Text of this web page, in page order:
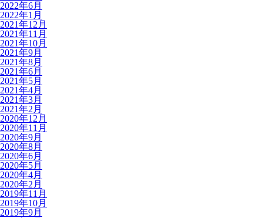
2022年6月
2022年1月
2021年12月
2021年11月
2021年10月
2021年9月
2021年8月
2021年6月
2021年5月
2021年4月
2021年3月
2021年2月
2020年12月
2020年11月
2020年9月
2020年8月
2020年6月
2020年5月
2020年4月
2020年2月
2019年11月
2019年10月
2019年9月